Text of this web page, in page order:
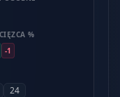
%
-1
24